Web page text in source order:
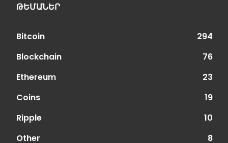
ԹԵՄԱՆԵՐ
Bitcoin
294
Blockchain
76
Ethereum
23
Coins
19
Ripple
10
Other
8